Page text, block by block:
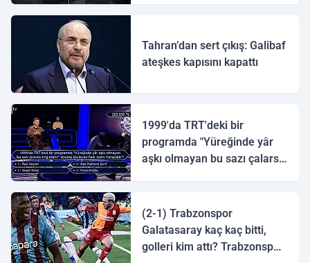
Tahran’dan sert çıkış: Galibaf
ateşkes kapısını kapattı
1999'da TRT'deki bir
programda "Yüreğinde yâr
aşkı olmayan bu sazı çalarsa
(2-1) Trabzonspor
Galatasaray kaç kaç bitti,
golleri kim attı? Trabzonspor